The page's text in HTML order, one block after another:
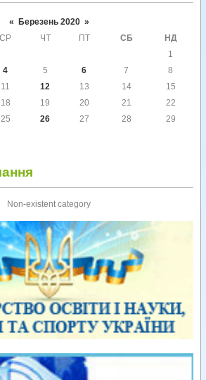
« Березень 2020 »
СР ЧТ ПТ СБ
НД
1
4 5 6 7
8
11 12 13 14
15
18 19 20 21
22
25 26 27 28
29
Non-existent category